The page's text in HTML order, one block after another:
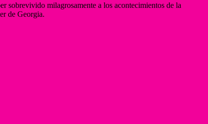
sobrevivido milagrosamente a los acontecimientos de la
de Georgia.